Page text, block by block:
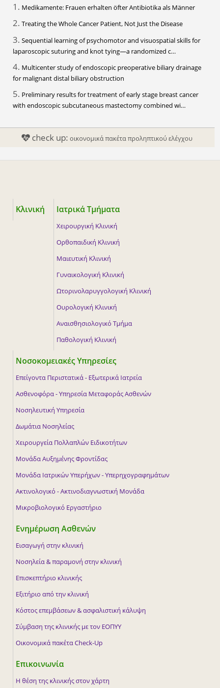
1. Medikamente: Frauen erhalten öfter Antibiotika als Männer
2. Treating the Whole Cancer Patient, Not Just the Disease
3. Sequential learning of psychomotor and visuospatial skills for
laparoscopic suturing and knot tying—a randomized c…
4. Multicenter study of endoscopic preoperative biliary drainage
for malignant distal biliary obstruction
5. Preliminary results for treatment of early stage breast cancer
with endoscopic subcutaneous mastectomy combined wi…
check up: οικονομικά πακέτα προληπτικού ελέγχου
Κλινική Ιατρικά Τμήματα
Χειρουργική Κλινική
Ορθοπαιδική Κλινική
Μαιευτική Κλινική
Γυναικολογική Κλινική
Ωτορινολαρυγγολογική Κλινική
Ουρολογική Κλινική
Αναισθησιολογικό Τμήμα
Παθολογική Κλινική
Νοσοκομειακές Υπηρεσίες
Επείγοντα Περιστατικά - Εξωτερικά Ιατρεία
Ασθενοφόρα - Υπηρεσία Μεταφοράς Ασθενών
Νοσηλευτική Υπηρεσία
Δωμάτια Νοσηλείας
Χειρουργεία Πολλαπλών Ειδικοτήτων
Μονάδα Αυξημένης Φροντίδας
Μονάδα Ιατρικών Υπερήχων - Υπερηχογραφημάτων
Ακτινολογικό - Ακτινοδιαγνωστική Μονάδα
Μικροβιολογικό Εργαστήριο
Ενημέρωση Ασθενών
Εισαγωγή στην κλινική
Νοσηλεία & παραμονή στην κλινική
Επισκεπτήριο κλινικής
Εξιτήριο από την κλινική
Κόστος επεμβάσεων & ασφαλιστική κάλυψη
Σύμβαση της κλινικής με τον ΕΟΠΥΥ
Οικονομικά πακέτα Check-Up
Επικοινωνία
Η θέση της κλινικής στον χάρτη